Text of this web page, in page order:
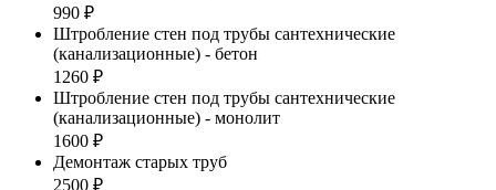
990 ₽
Штробление стен под трубы сантехнические
(канализационные) - бетон
1260 ₽
Штробление стен под трубы сантехнические
(канализационные) - монолит
1600 ₽
Демонтаж старых труб
2500 ₽